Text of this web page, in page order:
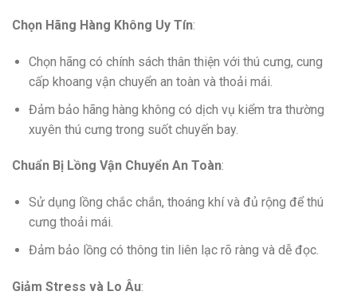
Chọn Hãng Hàng Không Uy Tín:
Chọn hãng có chính sách thân thiện với thú cưng, cung
cấp khoang vận chuyển an toàn và thoải mái.
Đảm bảo hãng hàng không có dịch vụ kiểm tra thường
xuyên thú cưng trong suốt chuyến bay.
Chuẩn Bị Lồng Vận Chuyển An Toàn:
Sử dụng lồng chắc chắn, thoáng khí và đủ rộng để thú
cưng thoải mái.
Đảm bảo lồng có thông tin liên lạc rõ ràng và dễ đọc.
Giảm Stress và Lo Âu: